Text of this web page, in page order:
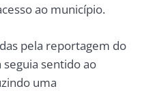
ao município.
pela reportagem do
seguia sentido ao
uma